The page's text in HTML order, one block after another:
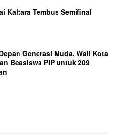
Kaltara Tembus Semifinal
Generasi Muda, Wali Kota
Beasiswa PIP untuk 209